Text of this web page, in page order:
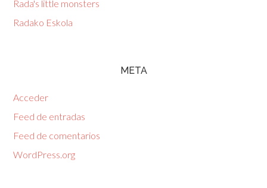
Rada's little monsters
Radako Eskola
META
Acceder
Feed de entradas
Feed de comentarios
WordPress.org